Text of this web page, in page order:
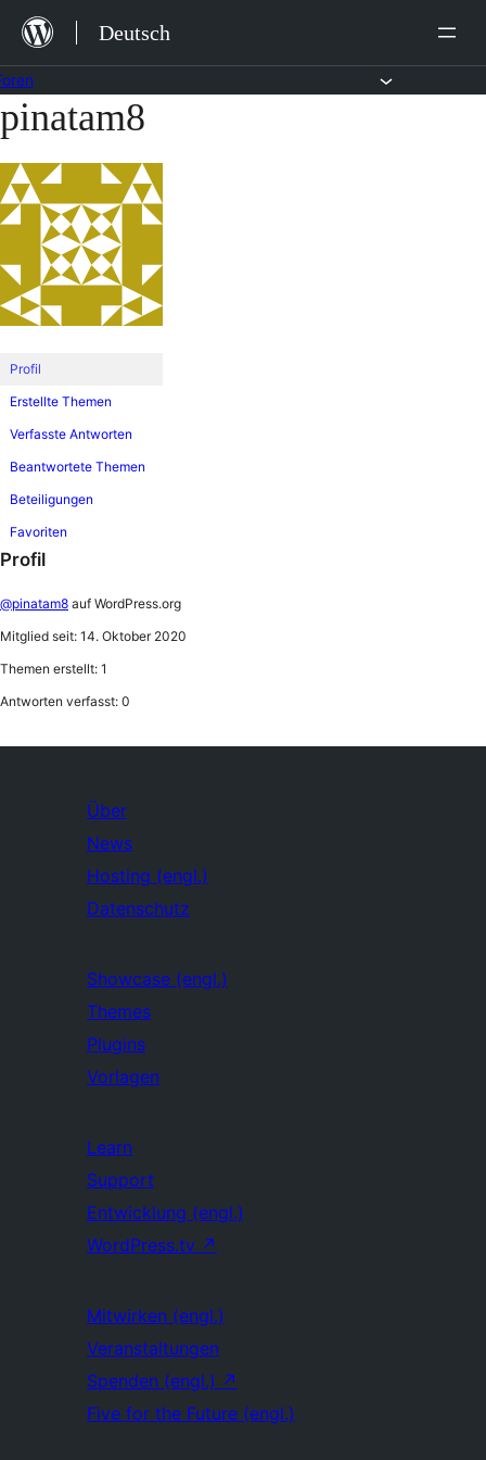
Zum
Inhalt
springen
Deutsch
Zum
Inhalt
springen
pinatam8
Profil
Erstellte Themen
Verfasste Antworten
Beantwortete Themen
Beteiligungen
Favoriten
Profil
@pinatam8 auf WordPress.org
Mitglied seit: 14. Oktober 2020
Themen erstellt: 1
Antworten verfasst: 0
Über
News
Hosting (engl.)
Datenschutz
Showcase (engl.)
Themes
Plugins
Vorlagen
Learn
Support
Entwicklung (engl.)
WordPress.tv ↗
Mitwirken (engl.)
Veranstaltungen
Spenden (engl.) ↗
Five for the Future (engl.)